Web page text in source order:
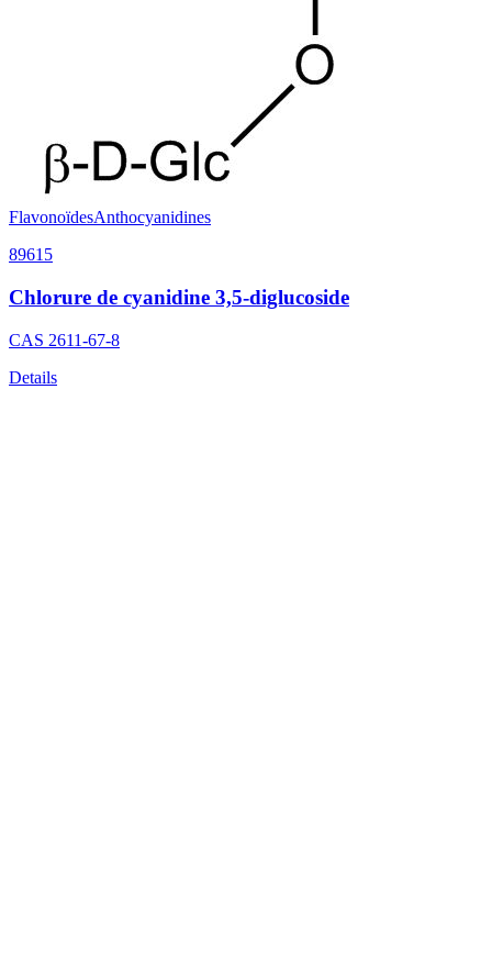
FlavonoïdesAnthocyanidines
89615
Chlorure de cyanidine 3,5-diglucoside
CAS 2611-67-8
Details